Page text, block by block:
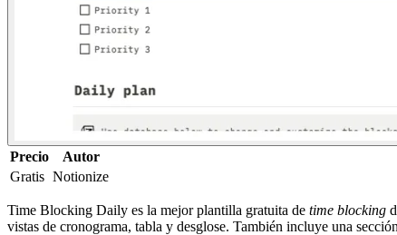
Precio
Autor
Gratis Notionize
Time Blocking Daily es la mejor plantilla gratuita de time blocking
vistas de cronograma, tabla y desglose. También incluye una